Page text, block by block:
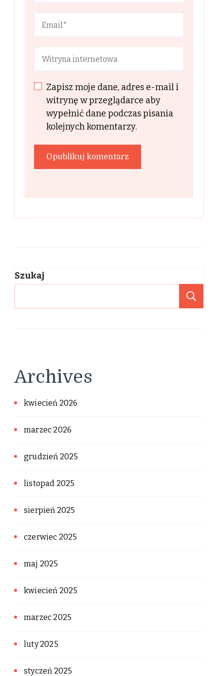
Zapisz moje dane, adres e-mail i
witrynę w przeglądarce aby
wypełnić dane podczas pisania
kolejnych komentarzy.
Szukaj
Archives
kwiecień 2026
marzec 2026
grudzień 2025
listopad 2025
sierpień 2025
czerwiec 2025
maj 2025
kwiecień 2025
marzec 2025
luty 2025
styczeń 2025